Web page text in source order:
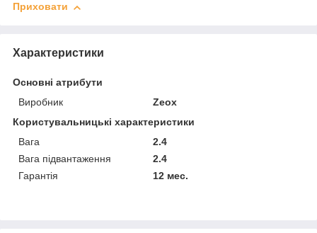
Приховати
Характеристики
Основні атрибути
Виробник
Zeox
Користувальницькі характеристики
Вага
2.4
Вага підвантаження
2.4
Гарантія
12 мес.